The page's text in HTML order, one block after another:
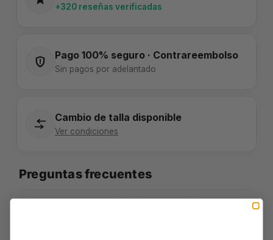
+320 reseñas verificadas
Pago 100% seguro · Contrareembolso
Sin pagos por adelantado
Cambio de talla disponible
Ver condiciones
Preguntas frecuentes